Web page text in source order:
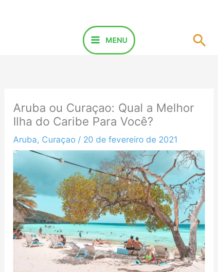
MENU
Aruba ou Curaçao: Qual a Melhor
Ilha do Caribe Para Você?
Aruba, Curaçao/ 20 de fevereiro de 2021